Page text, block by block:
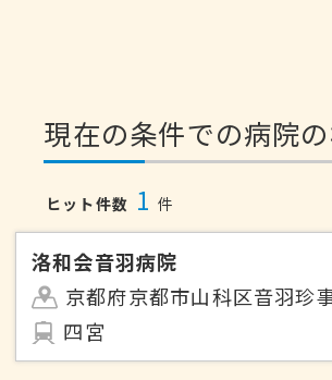
現在の条件での病院
ヒット件数 1 件
洛和会音羽病院
京都府京都市山科区音羽珍
四宮